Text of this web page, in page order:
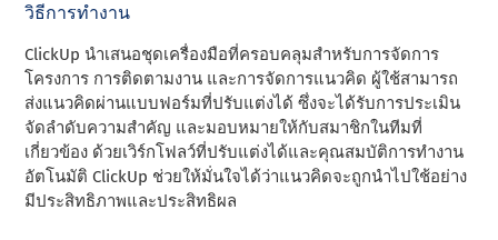
วิธีการทํางาน
ClickUp นําเสนอชุดเครื่องมือที่ครอบคลุมสําหรับการจัดการ
โครงการ การติดตามงาน และการจัดการแนวคิด ผู้ใช้สามารถ
ส่งแนวคิดผ่านแบบฟอร์มที่ปรับแต่งได้ ซึ่งจะได้รับการประเมิน
จัดลําดับความสําคัญ และมอบหมายให้กับสมาชิกในทีมที่
เกี่ยวข้อง ด้วยเวิร์กโฟลว์ที่ปรับแต่งได้และคุณสมบัติการทํางาน
อัตโนมัติ ClickUp ช่วยให้มั่นใจได้ว่าแนวคิดจะถูกนําไปใช้อย่าง
มีประสิทธิภาพและประสิทธิผล